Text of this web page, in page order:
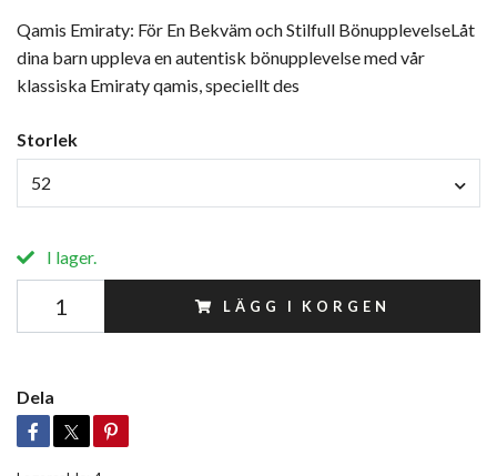
Qamis Emiraty: För En Bekväm och Stilfull BönupplevelseLåt
dina barn uppleva en autentisk bönupplevelse med vår
klassiska Emiraty qamis, speciellt des
Storlek
52
I lager.
LÄGG I KORGEN
Dela